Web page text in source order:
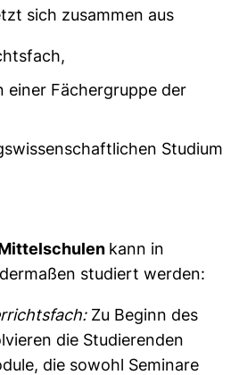
sich zusammen aus
einer Fächergruppe der
Studium
kann in
studiert werden:
Zu Beginn des
die Studierenden
die sowohl Seminare